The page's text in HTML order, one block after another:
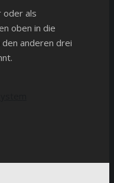
oder als
oben in die
anderen drei